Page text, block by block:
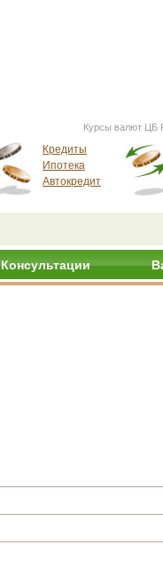
Курсы валют ЦБ
Кредиты
Ипотека
Автокредит
Консультации